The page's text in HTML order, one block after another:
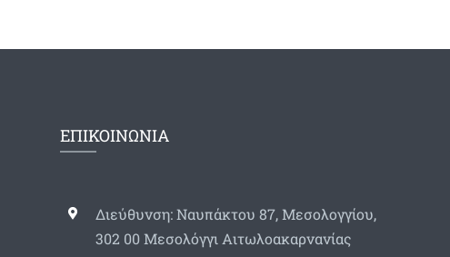
ΕΠΙΚΟΙΝΩΝΙΑ
Διεύθυνση: Ναυπάκτου 87, Μεσολογγίου,
302 00 Μεσολόγγι Αιτωλοακαρνανίας